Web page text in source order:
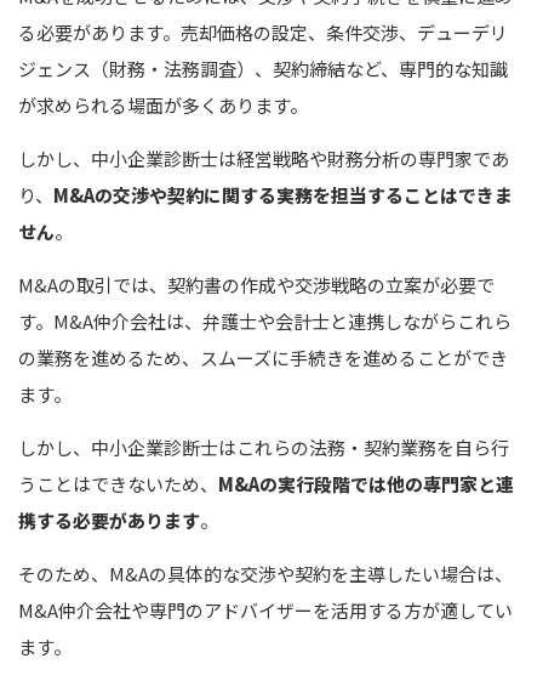
る必要があります。売却価格の設定、条件交渉、デューデリ
ジェンス（財務・法務調査）、契約締結など、専門的な知識
が求められる場面が多くあります。
しかし、中小企業診断士は経営戦略や財務分析の専門家であ
り、 M&Aの交渉や契約に関する実務を担当することはできま
せん。
M&Aの取引では、契約書の作成や交渉戦略の立案が必要で
す。M&A仲介会社は、弁護士や会計士と連携しながらこれら
の業務を進めるため、スムーズに手続きを進めることができ
ます。
しかし、中小企業診断士はこれらの法務・契約業務を自ら行
うことはできないため、 M&Aの実行段階では他の専門家と連
携する必要があります。
そのため、M&Aの具体的な交渉や契約を主導したい場合は、
M&A仲介会社や専門のアドバイザーを活用する方が適してい
ます。